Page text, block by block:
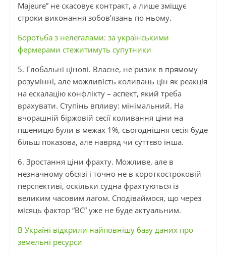
Majeure” не скасовує контракт, а лише зміщує
строки виконання зобов’язань по ньому.
Боротьба з нелегалами: за українськими
фермерами стежитимуть супутники
5. Глобальні цінові. Власне, не ризик в прямому
розумінні, але можливість коливань цін як реакція
на ескалацію конфлікту – аспект, який треба
врахувати. Ступінь впливу: мінімальний. На
вчорашній біржовій сесії коливання ціни на
пшеницю були в межах 1%, сьогоднішня сесія буде
більш показова, але навряд чи суттєво інша.
6. Зростання ціни фрахту. Можливе, але в
незначному обсязі і точно не в короткостроковій
перспективі, оскільки судна фрахтуються із
великим часовим лагом. Сподіваймося, що через
місяць фактор “ВС”уже не буде актуальним.
В Україні відкрили найповнішу базу даних про
земельні ресурси